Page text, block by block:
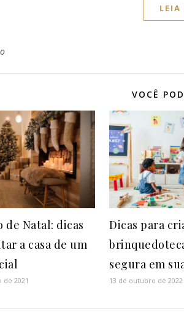
LEIA
VOCÊ
de Natal: dicas
a casa de um
2021
Dicas para
segura em
13 de outubro de 2022